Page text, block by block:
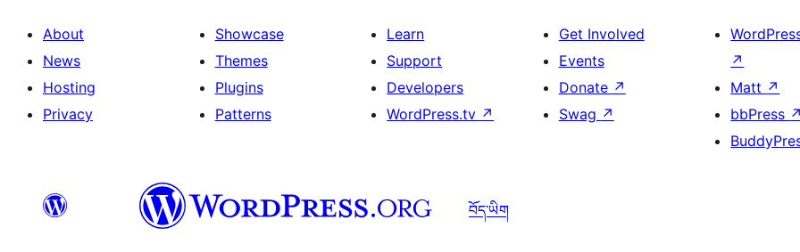
About
News
Hosting
Privacy
Showcase
Themes
Plugins
Patterns
Learn
Support
Developers
WordPress.tv ↗
Get Involved
Events
Donate ↗
Swag ↗
↗
Matt ↗
bbPress
བོད་ཡིག